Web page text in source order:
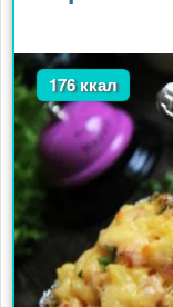
176 ккал